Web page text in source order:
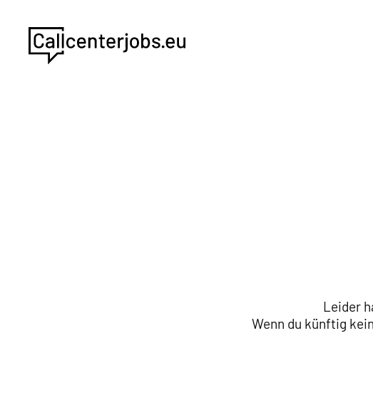
Leider
Wenn du künftig